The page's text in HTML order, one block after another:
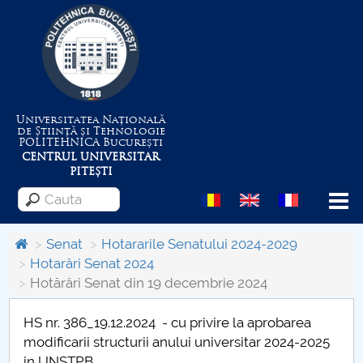
Universitatea Națională
de Știință și Tehnologie
POLITEHNICABucurești
CENTRUL UNIVERSITAR
PITEȘTI
Menu
Despre Universitate
Centrul de Management al Proiectelor
Senat
Hotararile Senatului 2024-2029
Hotarâri Senat 2024
Hotărâri Senat din 19 decembrie 2024
HS nr. 386_19.12.2024 - cu privire la aprobarea
modificarii structurii anului universitar 2024-2025